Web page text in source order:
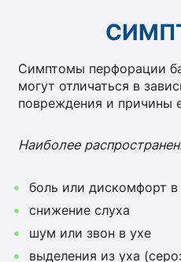
Симптомы перфорации
могут отличаться в
повреждения и причины
Наиболее
боль или дискомфорт в
снижение слуха
шум или звон в ухе
выделения из уха